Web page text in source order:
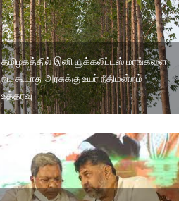
தமிழகத்தில் இனி யூக்கலிப்டஸ் மரங்களை
நட கூடாது அரசுக்கு உயர் நீதிமன்றம்
உத்தரவு